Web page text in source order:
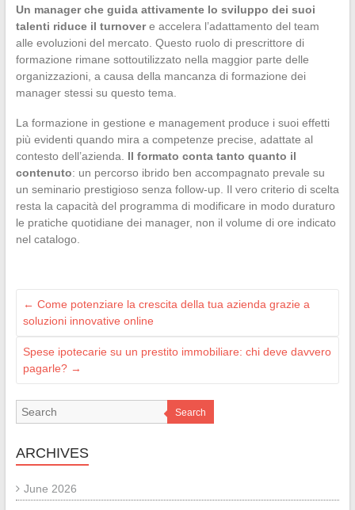
Un manager che guida attivamente lo sviluppo dei suoi
talenti riduce il turnovere accelera l’adattamento del team
alle evoluzioni del mercato. Questo ruolo di prescrittore di
formazione rimane sottoutilizzato nella maggior parte delle
organizzazioni, a causa della mancanza di formazione dei
manager stessi su questo tema.
La formazione in gestione e management produce i suoi effetti
più evidenti quando mira a competenze precise, adattate al
contesto dell’azienda. Il formato conta tanto quanto il
contenuto: un percorso ibrido ben accompagnato prevale su
un seminario prestigioso senza follow-up. Il vero criterio di scelta
resta la capacità del programma di modificare in modo duraturo
le pratiche quotidiane dei manager, non il volume di ore indicato
nel catalogo.
← Come potenziare la crescita della tua azienda grazie a
soluzioni innovative online
Spese ipotecarie su un prestito immobiliare: chi deve davvero
pagarle? →
Search
ARCHIVES
June 2026